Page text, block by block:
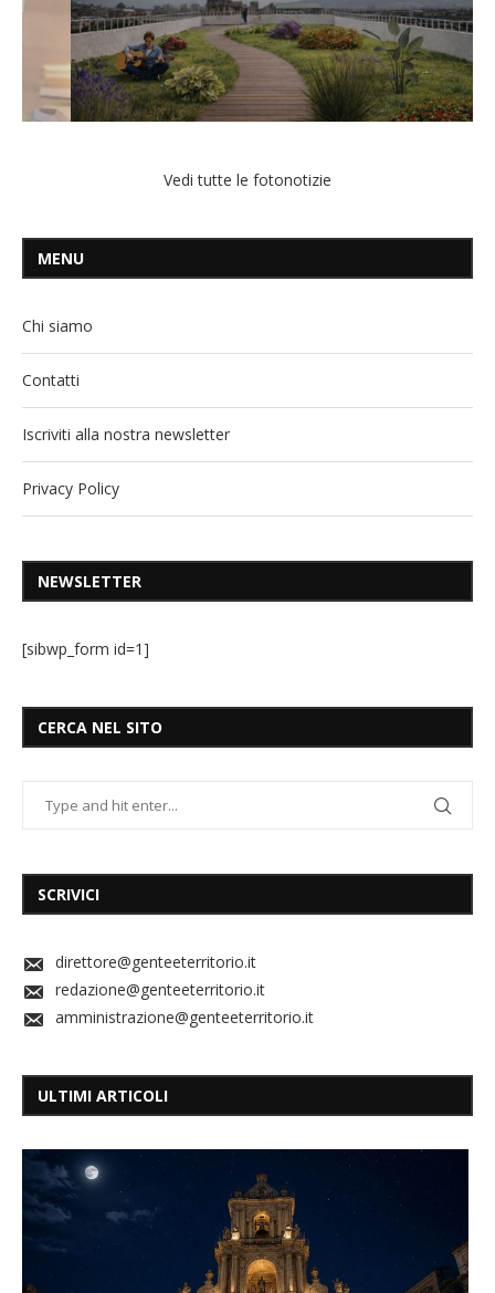
Vedi tutte le fotonotizie
MENU
Chi siamo
Contatti
Iscriviti alla nostra newsletter
Privacy Policy
NEWSLETTER
[sibwp_form id=1]
CERCA NEL SITO
SCRIVICI
direttore@genteeterritorio.it
redazione@genteeterritorio.it
amministrazione@genteeterritorio.it
ULTIMI ARTICOLI